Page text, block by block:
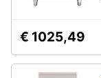
€ 1025,49